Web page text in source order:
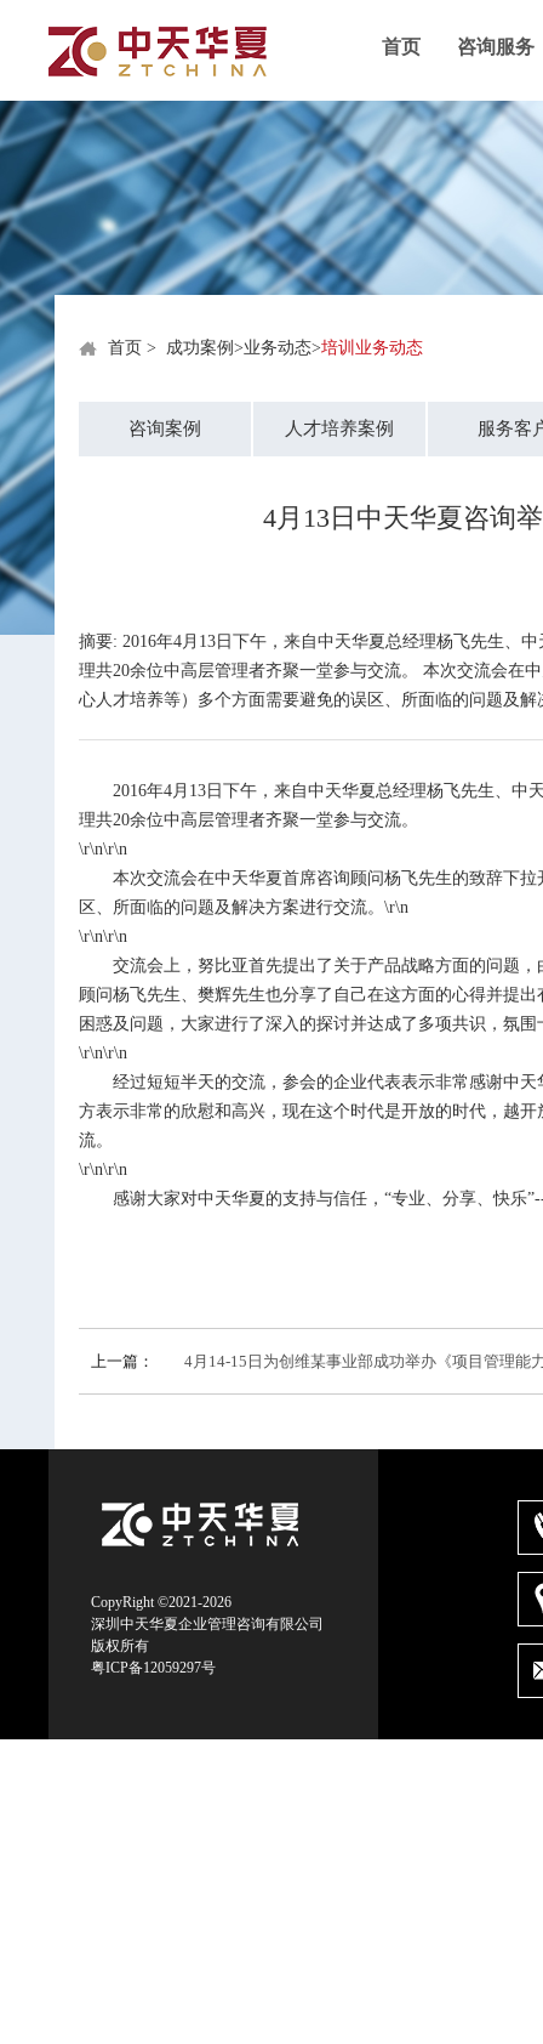
首页 咨询服务
首页 > 成功案例 >业务动态>培训业务动态
咨询案例 人才培养案例 服务客
4月13日中天华夏咨询
摘要: 2016年4月13日下午，来自中天华夏总经理杨飞先生、
理共20余位中高层管理者齐聚一堂参与交流。 本次交流会在
心人才培养等）多个方面需要避免的误区、所面临的问题及
2016年4月 13 日下午，来自中天华夏总经理杨飞先生、中
理共20余位中高层管理者齐聚一堂参与交流。
\r\n\r\n
本次交流会在中天华夏首席咨询顾问杨飞先生的致辞下
区、所面临的问题及解决方案进行交流。\r\n
\r\n\r\n
交流会上，努比亚首先提出了关于产品战略方面的问题
顾问杨飞先生、樊辉先生也分享了自己在这方面的心得并提
困惑及问题，大家进行了深入的探讨并达成了多项共识，氛围
\r\n\r\n
经过短短半天的交流，参会的企业代表表示非常感谢中
方表示非常的欣慰和高兴，现在这个时代是开放的时代，越
流。
\r\n\r\n
感谢大家对中天华夏的支持与信任，“专业、分享、快乐”
上一篇： 4月14-15日为创维某事业部成功举办《项目管理能
CopyRight ©2021-2026
深圳中天华夏企业管理咨询有限公司
版权所有
粤ICP备12059297号